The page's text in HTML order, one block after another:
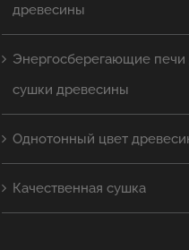
древесины
Энергосберегающие печи
сушки древесины
Однотонный цвет
Качественная сушка